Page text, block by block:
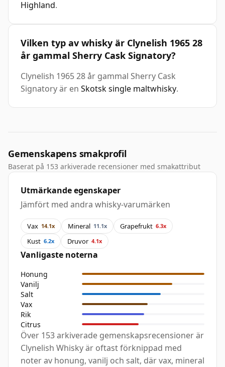
Highland.
Vilken typ av whisky är Clynelish 1965 28
år gammal Sherry Cask Signatory?
Clynelish 1965 28 år gammal Sherry Cask
Signatory är en Skotsk single maltwhisky.
Gemenskapens smakprofil
Baserat på 153 arkiverade recensioner med smakattribut
Utmärkande egenskaper
Jämfört med andra whisky-varumärken
Vax 14.1x Mineral 11.1x Grapefrukt 6.3x
Kust 6.2x Druvor 4.1x
Vanligaste noterna
Honung
Vanilj
Salt
Vax
Rik
Citrus
Över 153 arkiverade gemenskapsrecensioner är
Clynelish Whisky är oftast förknippad med
noter av honung, vanilj och salt, där vax, mineral